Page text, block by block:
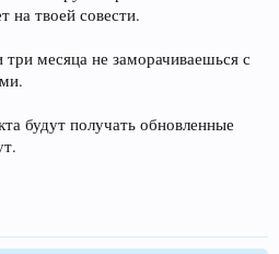
на твоей совести.
месяца не заморачиваешься с
будут получать обновленные